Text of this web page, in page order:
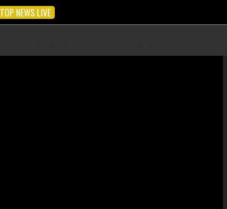
TOP NEWS LIVE